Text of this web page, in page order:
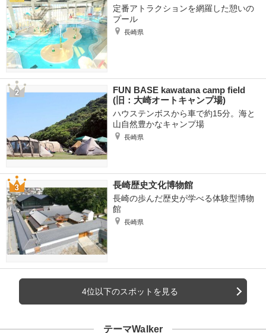
定番アトラクションを網羅した憩いの
プール
長崎県
FUN BASE kawatana camp field
(旧：大崎オートキャンプ場)
ハウステンボスから車で約15分。海と
山自然豊かなキャンプ場
長崎県
長崎歴史文化博物館
長崎の歩んだ歴史が学べる体験型博物
館
長崎県
4位以下のスポットを見る
テーマWalker